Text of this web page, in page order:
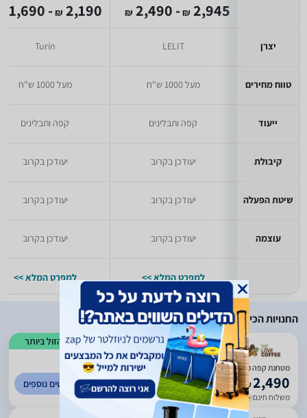
יצרן
טווח מחירים
ייעוד
קיבולת
שיטת הפעלה
עוצמה
2,945
₪
- 2,490
₪
LELIT
מעל 1000 ש"ח
קפה ותבלינים
יעודכן בקרוב
יעודכן בקרוב
יעודכן בקרוב
למפרט המלא >>
2,190
₪
- 1,690
Turin
מעל 1000 ש"ח
קפה ותבלינים
יעודכן בקרוב
יעודכן בקרוב
יעודכן בקרוב
למפרט המלא >>
החנויות הכי זולות
הזול ביותר
3
(
49
)
מטחנת קפה מקצועית LELIT PL72
₪2,490
משלוח חינם עד 5 ימי עסקים
לפרטים נוספים